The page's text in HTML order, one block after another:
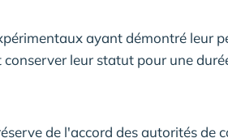
ayant démontré leur
leur statut pour une
de l'accord des autorités de